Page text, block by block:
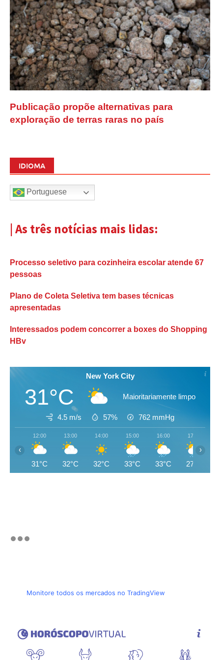
Publicação propõe alternativas para
exploração de terras raras no país
IDIOMA
Portuguese
| As três notícias mais lidas:
Processo seletivo para cozinheira escolar atende 67
pessoas
Plano de Coleta Seletiva tem bases técnicas
apresentadas
Interessados podem concorrer a boxes do Shopping
HBv
New York City
31°C Maioritariamente limpo
4.5 m/s 57% 762 mmHg
12:00
31°C
13:00
32°C
14:00
32°C
15:00
33°C
16:00
33°C
17:00
27°C
‹ ›
Monitore todos os mercados no TradingView